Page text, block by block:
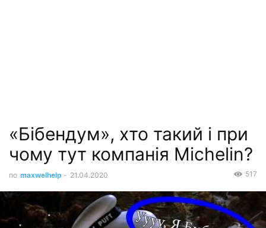
«Бібендум», хто такий і при
чому тут компанія Michelin?
по maxwelhelp - 21.04.2020 517